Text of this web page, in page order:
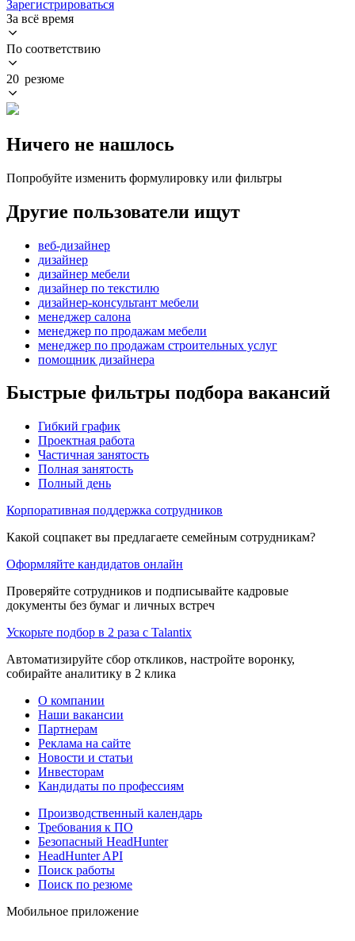
Зарегистрироваться
За всё время
По соответствию
20 резюме
Ничего не нашлось
Попробуйте изменить формулировку или фильтры
Другие пользователи ищут
веб-дизайнер
дизайнер
дизайнер мебели
дизайнер по текстилю
дизайнер-консультант мебели
менеджер салона
менеджер по продажам мебели
менеджер по продажам строительных услуг
помощник дизайнера
Быстрые фильтры подбора вакансий
Гибкий график
Проектная работа
Частичная занятость
Полная занятость
Полный день
Корпоративная поддержка сотрудников
Какой соцпакет вы предлагаете семейным сотрудникам?
Оформляйте кандидатов онлайн
Проверяйте сотрудников и подписывайте кадровые
документы без бумаг и личных встреч
Ускорьте подбор в 2 раза с Talantix
Автоматизируйте сбор откликов, настройте воронку,
собирайте аналитику в 2 клика
О компании
Наши вакансии
Партнерам
Реклама на сайте
Новости и статьи
Инвесторам
Кандидаты по профессиям
Производственный календарь
Требования к ПО
Безопасный HeadHunter
HeadHunter API
Поиск работы
Поиск по резюме
Мобильное приложение